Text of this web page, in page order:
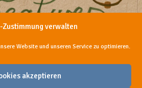
Zustimmung verwalten
Website und unseren Service zu optimieren.
akzeptieren
Softwareentwickler bei der
(Fortytools)